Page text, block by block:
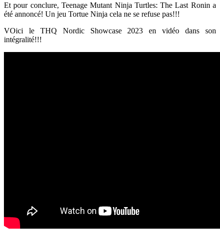
Et pour conclure, Teenage Mutant Ninja Turtles: The Last Ronin a
été annoncé! Un jeu Tortue Ninja cela ne se refuse pas!!!
VOici le THQ Nordic Showcase 2023 en vidéo dans son
intégralité!!!